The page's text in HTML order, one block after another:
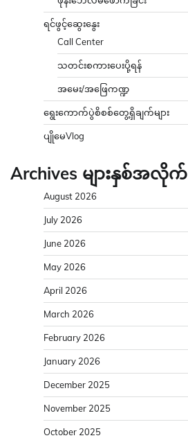
ရင်ဖွင့်ဆွေးနွေး
Call Center
သတင်းစကားပေးပို့ရန်
အမေး/အဖြေကဏ္ဍ
ရွေးကောက်ပွဲစိစစ်တွေ့ရှိချက်များ
ပျိုမေVlog
Archives များနှစ်အလိုက်
August 2026
July 2026
June 2026
May 2026
April 2026
March 2026
February 2026
January 2026
December 2025
November 2025
October 2025